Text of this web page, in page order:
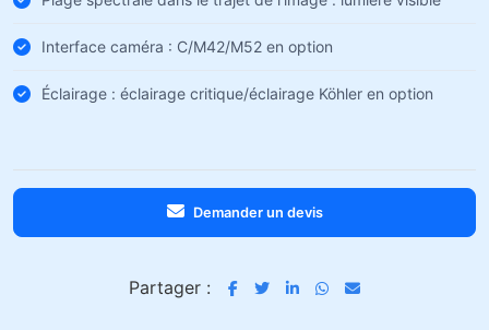
Interface caméra : C/M42/M52 en option
Éclairage : éclairage critique/éclairage Köhler en option
Demander un devis
Partager :